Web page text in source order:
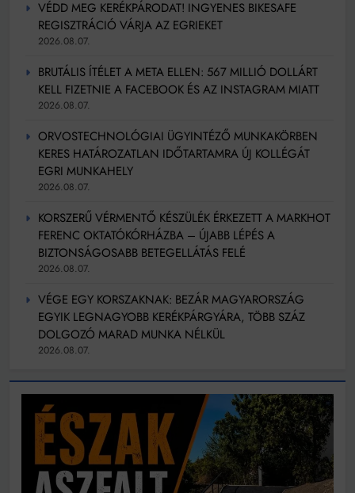
VÉDD MEG KERÉKPÁRODAT! INGYENES BIKESAFE
REGISZTRÁCIÓ VÁRJA AZ EGRIEKET
2026.08.07.
BRUTÁLIS ÍTÉLET A META ELLEN: 567 MILLIÓ DOLLÁRT
KELL FIZETNIE A FACEBOOK ÉS AZ INSTAGRAM MIATT
2026.08.07.
ORVOSTECHNOLÓGIAI ÜGYINTÉZŐ MUNKAKÖRBEN
KERES HATÁROZATLAN IDŐTARTAMRA ÚJ KOLLÉGÁT
EGRI MUNKAHELY
2026.08.07.
KORSZERŰ VÉRMENTŐ KÉSZÜLÉK ÉRKEZETT A MARKHOT
FERENC OKTATÓKÓRHÁZBA – ÚJABB LÉPÉS A
BIZTONSÁGOSABB BETEGELLÁTÁS FELÉ
2026.08.07.
VÉGE EGY KORSZAKNAK: BEZÁR MAGYARORSZÁG
EGYIK LEGNAGYOBB KERÉKPÁRGYÁRA, TÖBB SZÁZ
DOLGOZÓ MARAD MUNKA NÉLKÜL
2026.08.07.